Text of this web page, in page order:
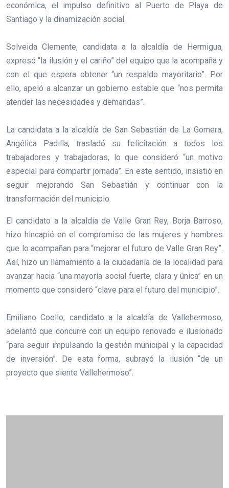
económica, el impulso definitivo al Puerto de Playa de
Santiago y la dinamización social.
Solveida Clemente, candidata a la alcaldía de Hermigua,
expresó “la ilusión y el cariño” del equipo que la acompaña y
con el que espera obtener “un respaldo mayoritario”. Por
ello, apeló a alcanzar un gobierno estable que “nos permita
atender las necesidades y demandas”.
La candidata a la alcaldía de San Sebastián de La Gomera,
Angélica Padilla, trasladó su felicitación a todos los
trabajadores y trabajadoras, lo que consideró “un motivo
especial para compartir jornada”. En este sentido, insistió en
seguir mejorando San Sebastián y continuar con la
transformación del municipio.
El candidato a la alcaldía de Valle Gran Rey, Borja Barroso,
hizo hincapié en el compromiso de las mujeres y hombres
que lo acompañan para “mejorar el futuro de Valle Gran Rey”.
Así, hizo un llamamiento a la ciudadanía de la localidad para
avanzar hacia “una mayoría social fuerte, clara y única” en un
momento que consideró “clave para el futuro del municipio”.
Emiliano Coello, candidato a la alcaldía de Vallehermoso,
adelantó que concurre con un equipo renovado e ilusionado
“para seguir impulsando la gestión municipal y la capacidad
de inversión”. De esta forma, subrayó la ilusión “de un
proyecto que siente Vallehermoso”.